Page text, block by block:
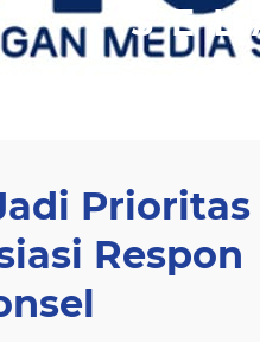
Prioritas
Respon